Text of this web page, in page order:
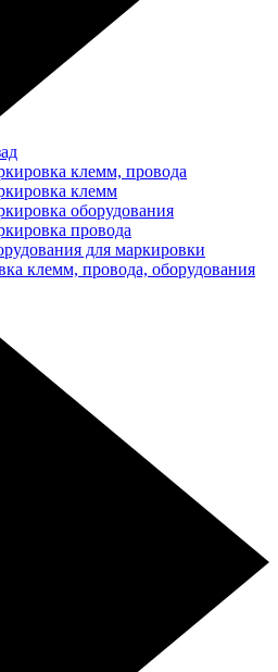
клемм, провода
клемм
оборудования
провода
для маркировки
клемм, провода, оборудования